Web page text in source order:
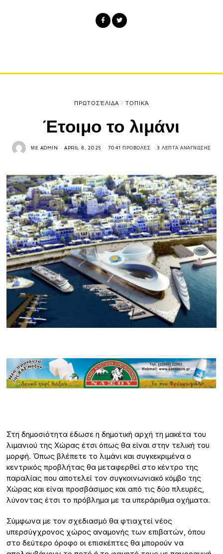
ΠΡΩΤΟΣΈΛΙΔΑ / ΤΟΠΙΚΆ
Έτοιμο το λιμάνι
ΜΕ ADMIN APRIL 8, 2025 7041 ΠΡΟΒΟΛΈΣ 3 ΛΕΠΤΆ ΑΝΆΓΝΩΣΗΣ
Στη δημοσιότητα έδωσε η δημοτική αρχή τη μακέτα του
λιμανιού της Χώρας έτσι όπως θα είναι στην τελική του
μορφή. Όπως βλέπετε το λιμάνι και συγκεκριμένα ο
κεντρικός προβλήτας θα μεταφερθεί στο κέντρο της
παραλίας που αποτελεί τον συγκοινωνιακό κόμβο της
Χώρας και είναι προσβάσιμος και από τις δύο πλευρές,
λύνοντας έτσι το πρόβλημα με τα υπεράριθμα οχήματα.
Σύμφωνα με τον σχεδιασμό θα φτιαχτεί νέος
υπερσύγχρονος χώρος αναμονής των επιβατών, όπου
στο δεύτερο όροφο οι επισκέπτες θα μπορούν να